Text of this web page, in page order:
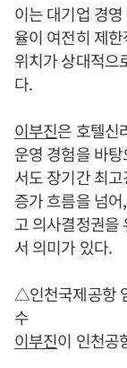
이는 대기업 경
율이 여전히 제
위치가 상대적으
다.
이부진은 호텔신
운영 경험을 바
서도 장기간 최
증가 흐름을 넘
고 의사결정권을
서 의미가 있다.
△인천국제공항
수
이부진이 인천공